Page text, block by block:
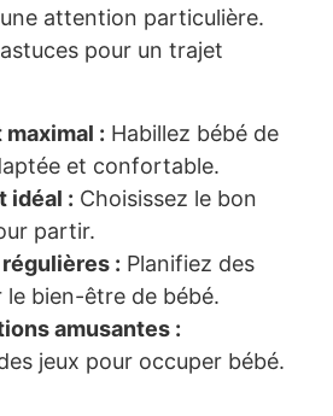
attention particulière.
pour un trajet
: Habillez bébé de
et confortable.
idéal : Choisissez le bon
partir.
: Planifiez des
le bien-être de bébé.
amusantes :
jeux pour occuper bébé.